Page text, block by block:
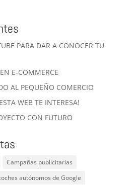
PARA DAR A CONOCER TU
E-COMMERCE
AL PEQUEÑO COMERCIO
WEB TE INTERESA!
CON FUTURO
Campañas publicitarias
autónomos de Google